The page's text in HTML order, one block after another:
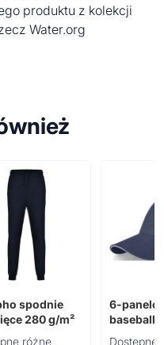
produktu z kolekcji
Water.org
spodnie
280 g/m²
różne
6-
260 g/m²
Dostępne